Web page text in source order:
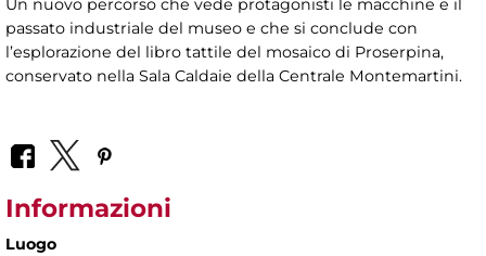
Un nuovo percorso che vede protagonisti le macchine e il
passato industriale del museo e che si conclude con
l’esplorazione del libro tattile del mosaico di Proserpina,
conservato nella Sala Caldaie della Centrale Montemartini.
Informazioni
Luogo